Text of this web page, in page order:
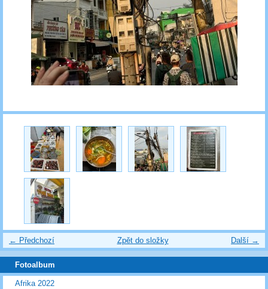
← Předchozí Další →
Zpět do složky
Fotoalbum
Afrika 2022